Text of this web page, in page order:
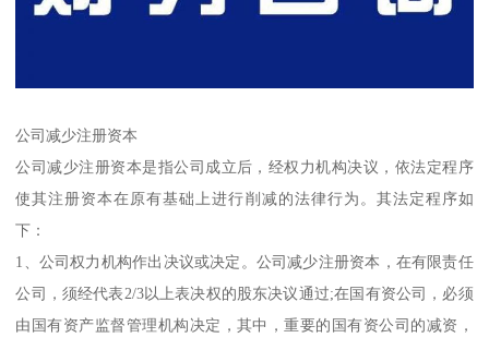
公司减少注册资本
公司减少注册资本是指公司成立后，经权力机构决议，依法定程序
使其注册资本在原有基础上进行削减的法律行为。其法定程序如
下：
1、公司权力机构作出决议或决定。公司减少注册资本，在有限责任
公司，须经代表2/3以上表决权的股东决议通过;在国有资公司，必须
由国有资产监督管理机构决定，其中，重要的国有资公司的减资，